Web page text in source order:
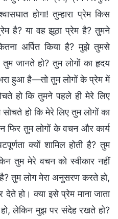
होगा! तुम्हारा प्रेम किस
है? या वह झूठा प्रेम है? तुमने
अर्पित किया है? मुझे तुमसे
जानते हो? तुम लोगों का हृदय
हुआ है—तो तुम लोगों के प्रेम में
हो कि तुमने पहले ही मेरे लिए
सोचते हो कि मेरे लिए तुम लोगों का
फिर तुम लोगों के वचन और कार्य
क्यों शामिल होती है? तुम
तुम मेरे वचन को स्वीकार नहीं
तुम लोग मेरा अनुसरण करते हो,
हो। क्या इसे प्रेम माना जाता
लेकिन मुझ पर संदेह रखते हो?